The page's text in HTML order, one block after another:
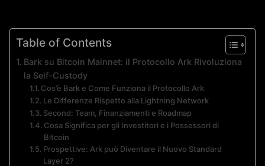
Table of Contents
Bark su Bitcoin Mainnet: il Protocollo Ark Rivoluziona
la Self-Custody
Cos’è Bark e Come Funziona il Protocollo Ark
Le Differenze Rispetto alla Lightning Network
Second: Team, Finanziamenti e Roadmap
Cosa Significa per gli Investitori e i Possessori di
Bitcoin
Prospettive: Ark può Diventare il Nuovo Standard
Layer 2?